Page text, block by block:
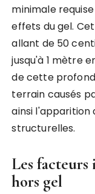
minimale
effets du gel.
allant de 50
jusqu'à 1 mètre
de cette
terrain causés
ainsi l'apparition
structurelles.
Les
hors gel